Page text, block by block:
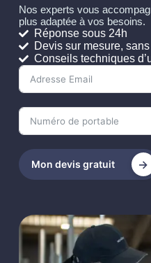
Nos experts vous
plus adaptée à vos besoins.
Réponse sous 24h
Devis sur mesure,
Conseils techniques
Mon devis gratuit